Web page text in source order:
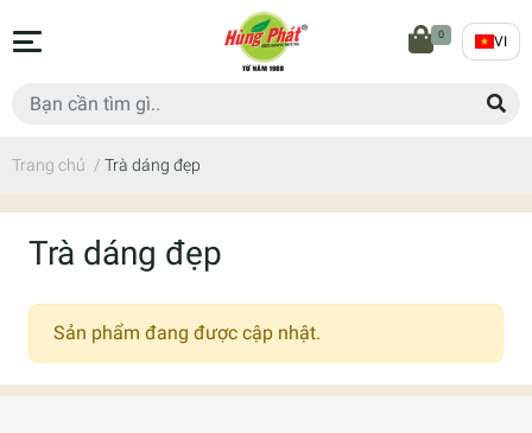
0 VI
Trang chủ / Trà dáng đẹp
Trà dáng đẹp
Sản phẩm đang được cập nhật.